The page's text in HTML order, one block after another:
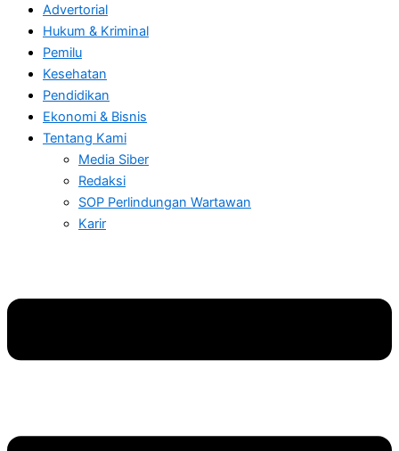
Advertorial
Hukum & Kriminal
Pemilu
Kesehatan
Pendidikan
Ekonomi & Bisnis
Tentang Kami
Media Siber
Redaksi
SOP Perlindungan Wartawan
Karir